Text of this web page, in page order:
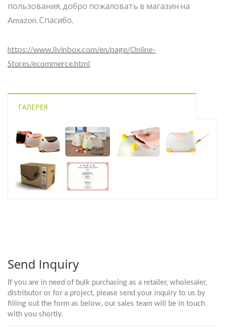
пользования, добро пожаловать в магазин на
Amazon. Спасибо.
https://www.livinbox.com/en/page/Online-
Stores/ecommerce.html
ГАЛЕРЕЯ